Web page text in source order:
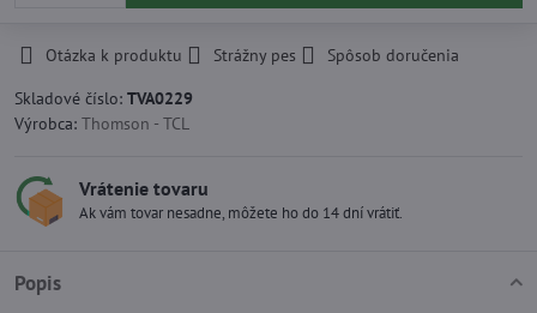
Otázka k produktu Strážny pes
Spôsob doručenia
Skladové číslo: TVA0229
Výrobca: Thomson - TCL
Vrátenie tovaru
Ak vám tovar nesadne, môžete ho do 14 dní vrátiť.
Popis